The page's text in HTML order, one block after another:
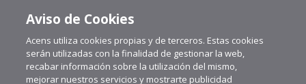
Aviso de Cookies
Acens utiliza cookies propias y de terceros. Estas cookies
serán utilizadas con la finalidad de gestionar la web,
recabar información sobre la utilización del mismo,
mejorar nuestros servicios y mostrarte publicidad